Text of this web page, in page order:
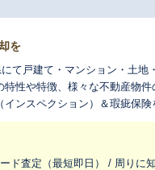
を
て戸建て・マンション・土
性や特徴、様々な不動産物
インスペクション）＆瑕疵保
速かつ最大評価での売却が可
ド査定（最短即日） / 周りに